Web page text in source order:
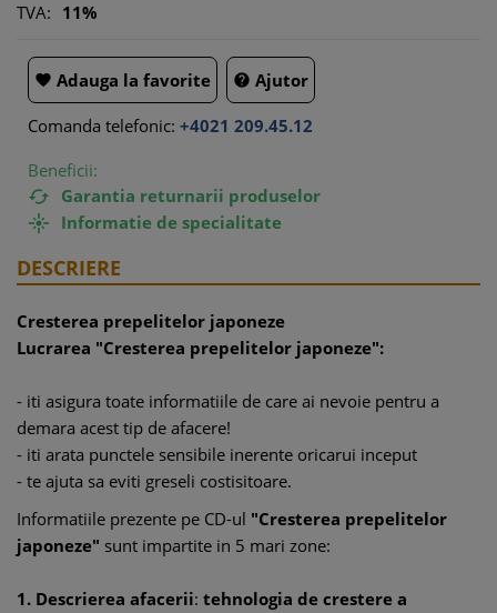
TVA: 11%
 Adauga la favorite  Ajutor
Comanda telefonic: +4021 209.45.12
Beneficii:
 Garantia returnarii produselor
 Informatie de specialitate
DESCRIERE
Cresterea prepelitelor japoneze
Lucrarea "Cresterea prepelitelor japoneze":
- iti asigura toate informatiile de care ai nevoie pentru a
demara acest tip de afacere!
- iti arata punctele sensibile inerente oricarui inceput
- te ajuta sa eviti greseli costisitoare.
Informatiile prezente pe CD-ul "Cresterea prepelitelor
japoneze" sunt impartite in 5 mari zone:
1. Descrierea afacerii: tehnologia de crestere a